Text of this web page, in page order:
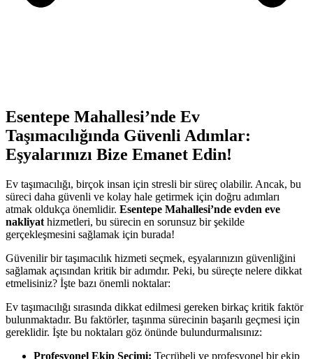
Esentepe Mahallesi’nde Ev
Taşımacılığında Güvenli Adımlar:
Eşyalarınızı Bize Emanet Edin!
Ev taşımacılığı, birçok insan için stresli bir süreç olabilir. Ancak, bu
süreci daha güvenli ve kolay hale getirmek için doğru adımları
atmak oldukça önemlidir. Esentepe Mahallesi’nde evden eve
nakliyat hizmetleri, bu sürecin en sorunsuz bir şekilde
gerçekleşmesini sağlamak için burada!
Güvenilir bir taşımacılık hizmeti seçmek, eşyalarınızın güvenliğini
sağlamak açısından kritik bir adımdır. Peki, bu süreçte nelere dikkat
etmelisiniz? İşte bazı önemli noktalar:
Ev taşımacılığı sırasında dikkat edilmesi gereken birkaç kritik faktör
bulunmaktadır. Bu faktörler, taşınma sürecinin başarılı geçmesi için
gereklidir. İşte bu noktaları göz önünde bulundurmalısınız:
Profesyonel Ekip Seçimi: Tecrübeli ve profesyonel bir ekip